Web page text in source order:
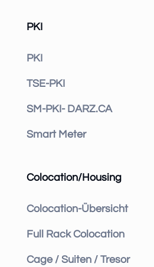
PKI
PKI
TSE-PKI
SM-PKI- DARZ.CA
Smart Meter
Colocation/Housing
Colocation-Übersicht
Full Rack Colocation
Cage / Suiten / Tresor